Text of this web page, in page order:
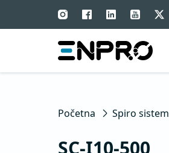
Početna Spiro sistem
SC-I10-500